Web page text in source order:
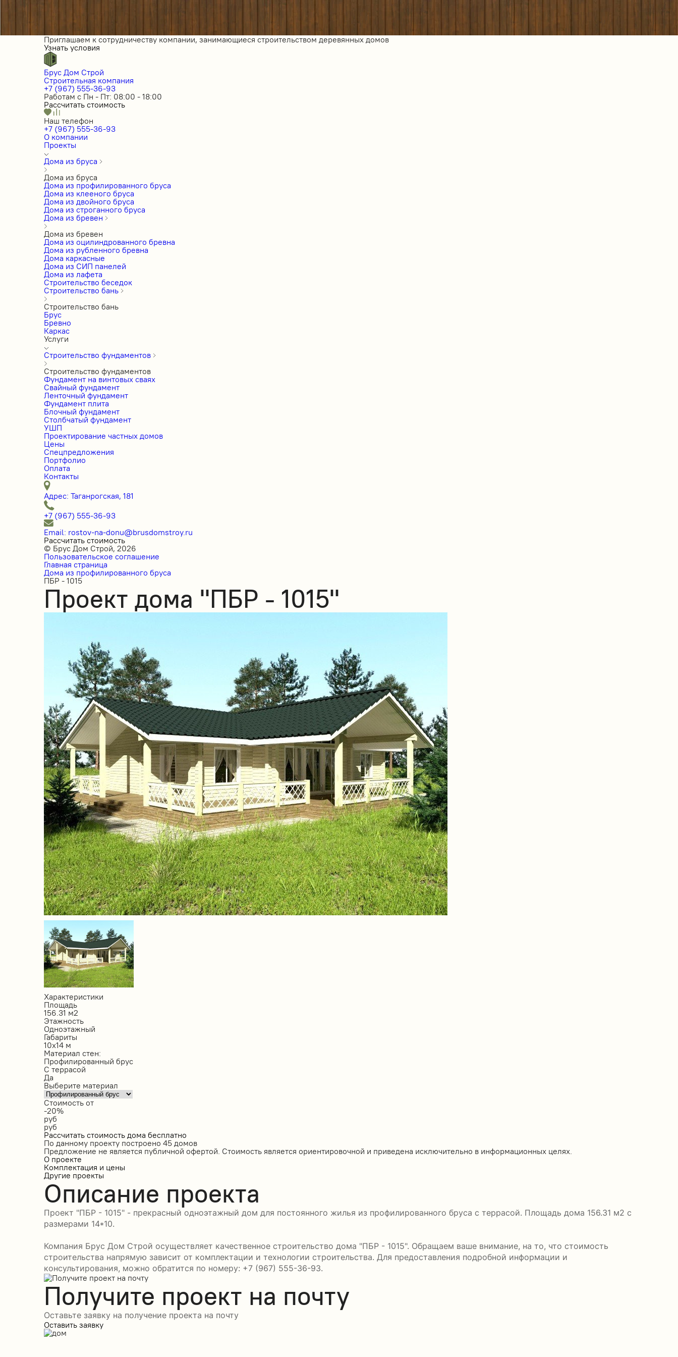
Приглашаем к сотрудничеству компании, занимающиеся строительством деревянных домов
Узнать условия
Брус Дом Строй
Строительная компания
+7 (967) 555-36-93
Работам с Пн - Пт: 08:00 - 18:00
Рассчитать стоимость
Наш телефон
+7 (967) 555-36-93
О компании
Проекты
Дома из бруса
Дома из бруса
Дома из профилированного бруса
Дома из клееного бруса
Дома из двойного бруса
Дома из строганного бруса
Дома из бревен
Дома из бревен
Дома из оцилиндрованного бревна
Дома из рубленного бревна
Дома каркасные
Дома из СИП панелей
Дома из лафета
Строительство беседок
Строительство бань
Строительство бань
Брус
Бревно
Каркас
Услуги
Строительство фундаментов
Строительство фундаментов
Фундамент на винтовых сваях
Свайный фундамент
Ленточный фундамент
Фундамент плита
Блочный фундамент
Столбчатый фундамент
УШП
Проектирование частных домов
Цены
Спецпредложения
Портфолио
Оплата
Контакты
Адрес: Таганрогская, 181
+7 (967) 555-36-93
Email: rostov-na-donu@brusdomstroy.ru
Рассчитать стоимость
© Брус Дом Строй, 2026
Пользовательское соглашение
Главная страница
Дома из профилированного бруса
ПБР - 1015
Проект дома "ПБР - 1015"
Характеристики
Площадь
156.31 м2
Этажность
Одноэтажный
Габариты
10х14 м
Материал стен:
Профилированный брус
С террасой
Да
Выберите материал
Стоимость от
-20%
руб
руб
Рассчитать стоимость дома бесплатно
По данному проекту построено 45 домов
Предложение не является публичной офертой. Стоимость является ориентировочной и приведена исключительно в информационных целях.
О проекте
Комплектация и цены
Другие проекты
Описание проекта
Проект "ПБР - 1015" - прекрасный одноэтажный дом для постоянного жилья из профилированного бруса с террасой. Площадь дома 156.31 м2 с
размерами 14*10.
Компания Брус Дом Строй осуществляет качественное строительство дома "ПБР - 1015". Обращаем ваше внимание, на то, что стоимость
строительства напрямую зависит от комплектации и технологии строительства. Для предоставления подробной информации и
консультирования, можно обратится по номеру: +7 (967) 555-36-93.
Получите проект на почту
Оставьте заявку на получение проекта на почту
Оставить заявку